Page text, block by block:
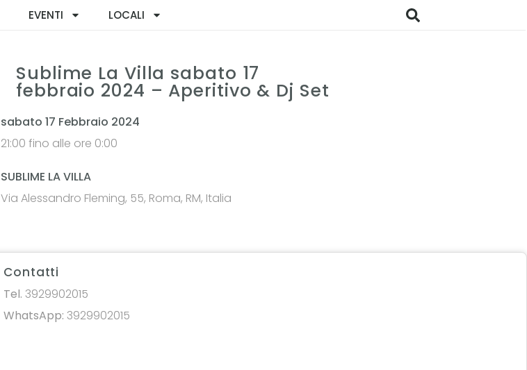
EVENTI LOCALI
Sublime La Villa sabato 17
febbraio 2024 – Aperitivo & Dj Set
sabato 17 Febbraio 2024
21:00 fino alle ore 0:00
SUBLIME LA VILLA
Via Alessandro Fleming, 55, Roma, RM, Italia
Contatti
Tel. 3929902015
WhatsApp: 3929902015